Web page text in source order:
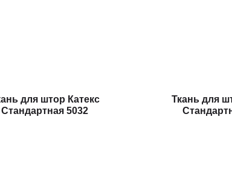
для штор Катекс
Стандартная 5032
Ткань для